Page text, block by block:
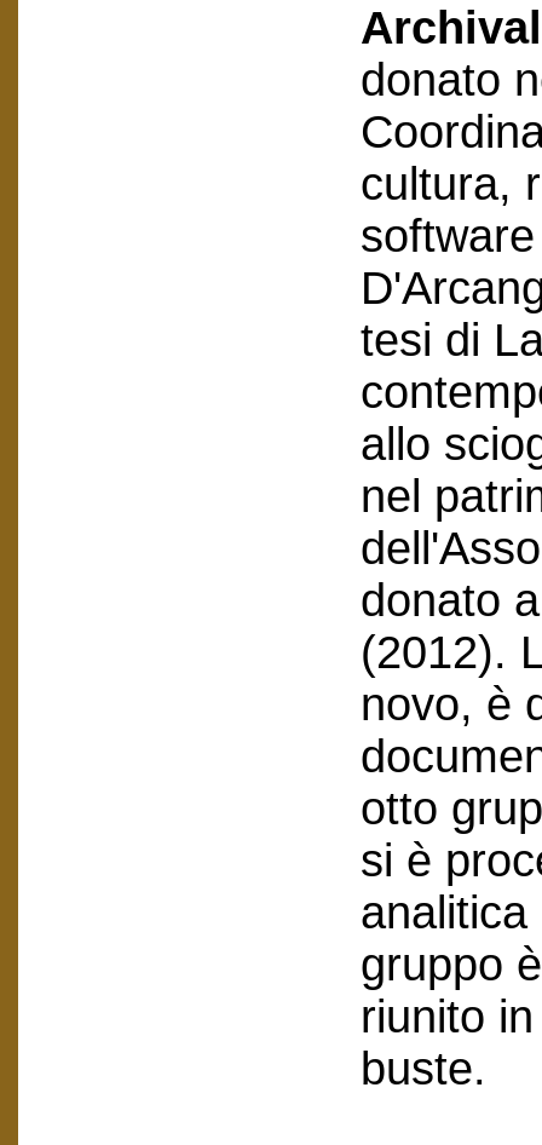
donato
cultura,
tesi di
allo
nel
donato
(2012).
novo, è
otto
si è
gruppo
riunito
buste.